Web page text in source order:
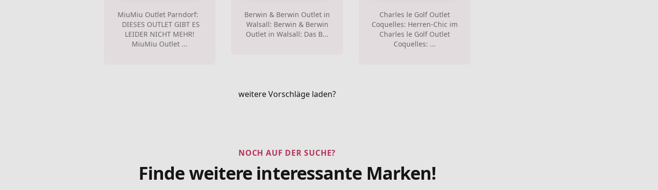
MiuMiu Outlet Parndorf:
DIESES OUTLET GIBT ES
LEIDER NICHT MEHR!
MiuMiu Outlet ...
Berwin & Berwin Outlet in
Walsall: Berwin & Berwin
Outlet in Walsall: Das B...
Charles le Golf Outlet
Coquelles: Herren-Chic im
Charles le Golf Outlet
Coquelles: ...
weitere Vorschläge laden?
NOCH AUF DER SUCHE?
Finde weitere interessante Marken!